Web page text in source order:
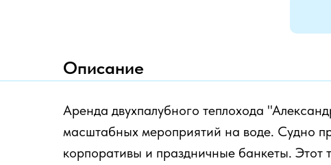
Описание
Аренда двухпалубного теплохода
масштабных мероприятий на воде. Судно
корпоративы и праздничные банкеты. Этот